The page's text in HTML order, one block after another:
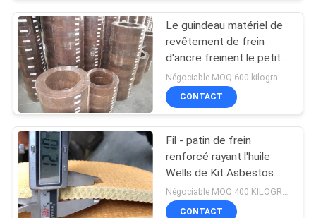
Le guindeau matériel de
revêtement de frein
d'ancre freinent le petit
pain de revêtement pour
le treuil de machine de
traction
CONTACT
Fil - patin de frein
renforcé rayant l'huile
Wells de Kit Asbestos
Free For Winch
Négociable MOQ:400 KILOGRAMMES
CONTACT